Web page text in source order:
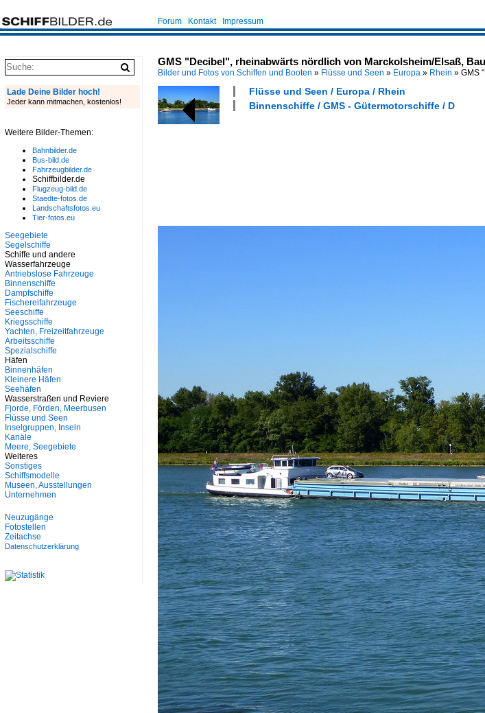
Forum Kontakt Impressum
GMS "Decibel", rheinabwärts nördlich von Marckolsheim/Elsaß,
Bilder und Fotos von Schiffen und Booten » Flüsse und Seen » Europa » Rhein » GMS
Flüsse und Seen / Europa / Rhein
Binnenschiffe / GMS - Gütermotorschiffe / D
Lade Deine Bilder hoch!
Jeder kann mitmachen, kostenlos!
Weitere Bilder-Themen:
Bahnbilder.de
Bus-bild.de
Fahrzeugbilder.de
Schiffbilder.de
Flugzeug-bild.de
Staedte-fotos.de
Landschaftsfotos.eu
Tier-fotos.eu
Seegebiete
Segelschiffe
Schiffe und andere
Wasserfahrzeuge
Antriebslose Fahrzeuge
Binnenschiffe
Dampfschiffe
Fischereifahrzeuge
Seeschiffe
Kriegsschiffe
Yachten, Freizeitfahrzeuge
Arbeitsschiffe
Spezialschiffe
Häfen
Binnenhäfen
Kleinere Häfen
Seehäfen
Wasserstraßen und Reviere
Fjorde, Förden, Meerbusen
Flüsse und Seen
Inselgruppen, Inseln
Kanäle
Meere, Seegebiete
Weiteres
Sonstiges
Schiffsmodelle
Museen, Ausstellungen
Unternehmen
Neuzugänge
Fotostellen
Zeitachse
Datenschutzerklärung